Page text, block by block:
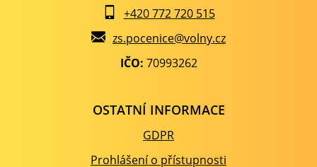
+420 772 720 515
zs.pocenice@volny.cz
IČO: 70993262
OSTATNÍ INFORMACE
GDPR
Prohlášení o přístupnosti